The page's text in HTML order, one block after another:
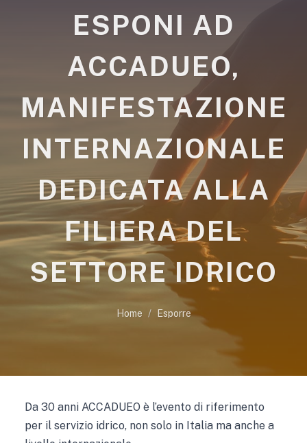
ESPONI AD
ACCADUEO,
MANIFESTAZIONE
INTERNAZIONALE
DEDICATA ALLA
FILIERA DEL
SETTORE IDRICO
Home Esporre
Da 30 anni ACCADUEO è l’evento di riferimento
per il servizio idrico, non solo in Italia ma anche a